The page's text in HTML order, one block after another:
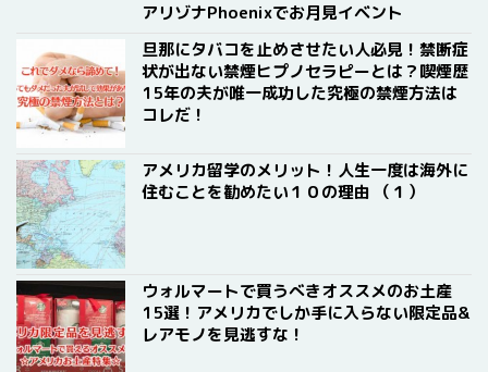
アリゾナPhoenixでお月見イベント
旦那にタバコを止めさせたい人必見！禁断症
状が出ない禁煙ヒプノセラピーとは？喫煙歴
15年の夫が唯一成功した究極の禁煙方法は
コレだ！
アメリカ留学のメリット！人生一度は海外に
住むことを勧めたい１０の理由 （１）
ウォルマートで買うべきオススメのお土産
15選！アメリカでしか手に入らない限定品&
レアモノを見逃すな！